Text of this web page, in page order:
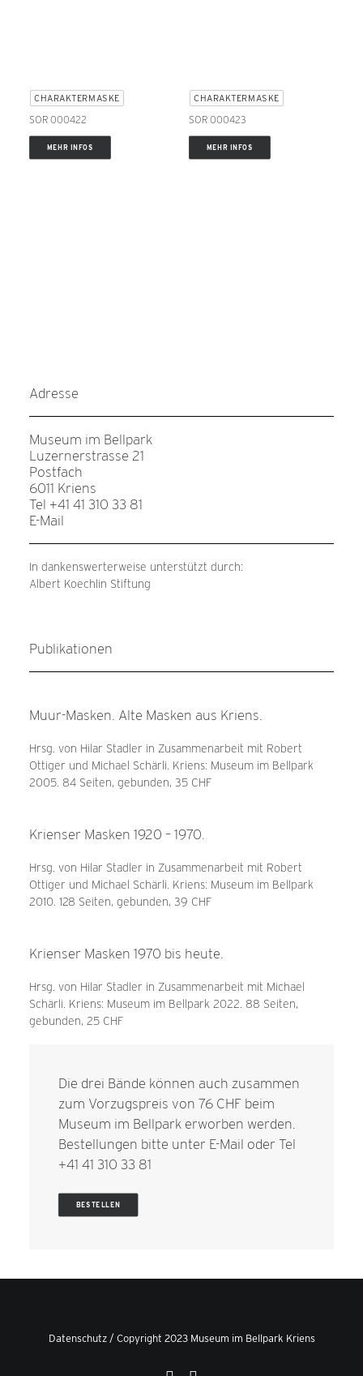
CHARAKTERMASKE
SOR 000422
MEHR INFOS
CHARAKTERMASKE
SOR 000423
MEHR INFOS
Adresse
Museum im Bellpark
Luzernerstrasse 21
Postfach
6011 Kriens
Tel +41 41 310 33 81
E-Mail
In dankenswerterweise unterstützt durch:
Albert Koechlin Stiftung
Publikationen
Muur-Masken. Alte Masken aus Kriens.
Hrsg. von Hilar Stadler in Zusammenarbeit mit Robert
Ottiger und Michael Schärli. Kriens: Museum im Bellpark
2005. 84 Seiten, gebunden, 35 CHF
Krienser Masken 1920 – 1970.
Hrsg. von Hilar Stadler in Zusammenarbeit mit Robert
Ottiger und Michael Schärli. Kriens: Museum im Bellpark
2010. 128 Seiten, gebunden, 39 CHF
Krienser Masken 1970 bis heute.
Hrsg. von Hilar Stadler in Zusammenarbeit mit Michael
Schärli. Kriens: Museum im Bellpark 2022. 88 Seiten,
gebunden, 25 CHF
Die drei Bände können auch zusammen
zum Vorzugspreis von 76 CHF beim
Museum im Bellpark erworben werden.
Bestellungen bitte unter E-Mail oder Tel
+41 41 310 33 81
BESTELLEN
Datenschutz/ Copyright 2023 Museum im Bellpark Kriens